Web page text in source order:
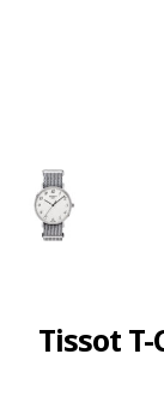
Tissot T-